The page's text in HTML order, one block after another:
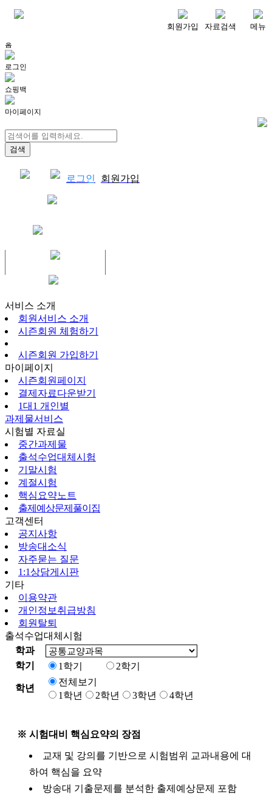
회원가입 자료검색 메뉴
홈
로그인
쇼핑백
마이페이지
로그인 회원가입
서비스 소개
회원서비스 소개
시즌회원 체험하기
시즌회원 가입하기
마이페이지
시즌회원페이지
결제자료다운받기
1대1 개인별
과제물서비스
시험별 자료실
중간과제물
출석수업대체시험
기말시험
계절시험
핵심요약노트
출제예상문제풀이집
고객센터
공지사항
방송대소식
자주묻는 질문
1:1상담게시판
기타
이용약관
개인정보취급방침
회원탈퇴
출석수업대체시험
학과
학기
1학기 2학기
학년
전체보기
1학년
2학년 3학년 4학년
※ 시험대비 핵심요약의 장점
교재 및 강의를 기반으로 시험범위 교과내용에 대
하여 핵심을 요약
방송대 기출문제를 분석한 출제예상문제 포함